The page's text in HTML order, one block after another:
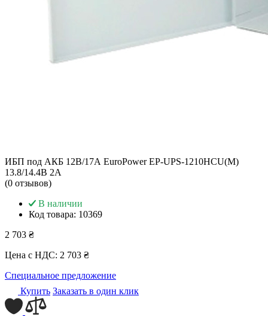
ИБП под АКБ 12В/17А EuroPower EP-UPS-1210HCU(M)
13.8/14.4В 2А
(0 отзывов)
В наличии
Код товара: 10369
2 703 ₴
Цена с НДС: 2 703 ₴
Специальное предложение
Купить Заказать в один клик